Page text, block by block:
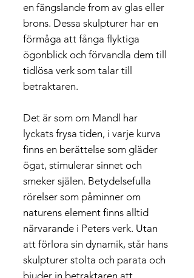
en fängslande from av glas eller
brons. Dessa skulpturer har en
förmåga att fånga flyktiga
ögonblick och förvandla dem till
tidlösa verk som talar till
betraktaren.
Det är som om Mandl har
lyckats frysa tiden, i varje kurva
finns en berättelse som gläder
ögat, stimulerar sinnet och
smeker själen. Betydelsefulla
rörelser som påminner om
naturens element finns alltid
närvarande i Peters verk. Utan
att förlora sin dynamik, står hans
skulpturer stolta och parata och
bjuder in betraktaren att